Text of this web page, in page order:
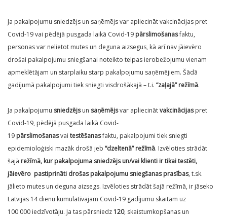
Ja pakalpojumu sniedzējs un saņēmējs var apliecināt vakcinācijas pret
Covid-19 vai pēdējā pusgada laikā Covid-19 pārslimošanasfaktu,
personas var nelietot mutes un deguna aizsegus, kā arī nav jāievēro
drošai pakalpojumu sniegšanai noteikto telpas ierobežojumu vienam
apmeklētājam un starplaiku starp pakalpojumu saņēmējiem. Šādā
gadījumā pakalpojumi tiek sniegti visdrošākajā – t.i. “zaļajā” režīmā.
Ja pakalpojumu sniedzējsun saņēmējsvar apliecinātvakcinācijaspret
Covid-19, pēdējā pusgada laikā Covid-
19 pārslimošanasvai testēšanasfaktu, pakalpojumi tiek sniegti
epidemioloģiski mazāk drošā jeb “dzeltenā” režīmā. Izvēloties strādāt
šajā režīmā, kur pakalpojuma sniedzējs un/vai klienti ir tikai testēti,
jāievēro pastiprināti drošas pakalpojumu sniegšanas prasības, t.sk.
jālieto mutes un deguna aizsegs. Izvēloties strādāt šajā režīmā, ir jāseko
Latvijas 14 dienu kumulatīvajam Covid-19 gadījumu skaitam uz
100 000 iedzīvotāju. Ja tas pārsniedz120, skaistumkopšanas un